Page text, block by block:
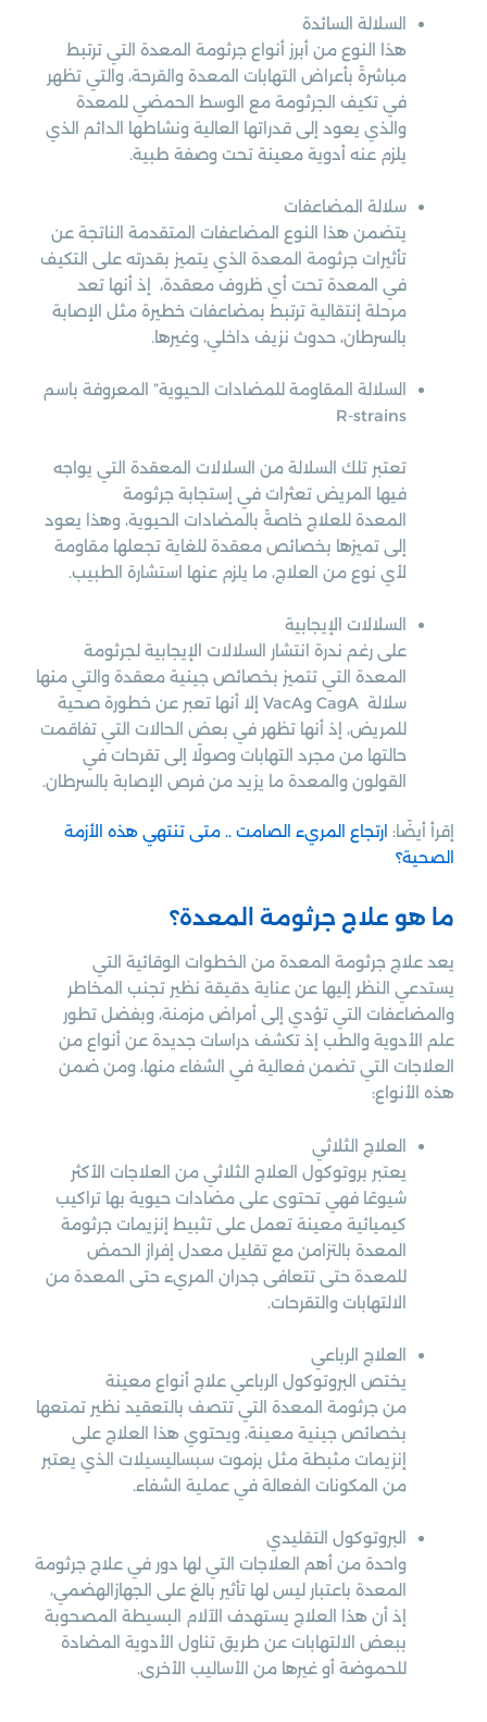
السلالة السائدة
هذا النوع من أبرز أنواع جرثومة المعدة التي ترتبط
مباشرةً بأعراض التهابات المعدة والقرحة، والتي تظهر
في تكيف الجرثومة مع الوسط الحمضي للمعدة
والذي يعود إلى قدراتها العالية ونشاطها الدائم الذي
يلزم عنه أدوية معينة تحت وصفة طبية.
سلالة المضاعفات
يتضمن هذا النوع المضاعفات المتقدمة الناتجة عن
تأثيرات جرثومة المعدة الذي يتميز بقدرته على التكيف
في المعدة تحت أي ظروف معقدة، إذ أنها تعد
مرحلة إنتقالية ترتبط بمضاعفات خطيرة مثل الإصابة
بالسرطان، حدوث نزيف داخلي، وغيرها.
السلالة المقاومة للمضادات الحيوية” المعروفة باسم
R-strains
تعتبر تلك السلالة من السلالات المعقدة التي يواجه
فيها المريض تعثرات في إستجابة جرثومة
المعدة للعلاج خاصةً بالمضادات الحيوية، وهذا يعود
إلى تميزها بخصائص معقدة للغاية تجعلها مقاومة
لأي نوع من العلاج، ما يلزم عنها استشارة الطبيب.
السلالات الإيجابية
على رغم ندرة انتشار السلالات الإيجابية لجرثومة
المعدة التي تتميز بخصائص جينية معقدة والتي منها
سلالة CagA وVacA إلا أنها تعبر عن خطورة صحية
للمريض، إذ أنها تظهر في بعض الحالات التي تفاقمت
حالتها من مجرد التهابات وصولًا إلى تقرحات في
القولون والمعدة ما يزيد من فرص الإصابة بالسرطان.
إقرأ أيضًا: ارتجاع المريء الصامت .. متى تنتهي هذه الأزمة
الصحية؟
ما هو علاج جرثومة المعدة؟
يعد علاج جرثومة المعدة من الخطوات الوقائية التي
يستدعي النظر إليها عن عناية دقيقة نظير تجنب المخاطر
والمضاعفات التي تؤدي إلى أمراض مزمنة، وبفضل تطور
علم الأدوية والطب إذ تكشف دراسات جديدة عن أنواع من
العلاجات التي تضمن فعالية في الشفاء منها، ومن ضمن
هذه الأنواع:
العلاج الثلاثي
يعتبر بروتوكول العلاج الثلاثي من العلاجات الأكثر
شيوعًا فهي تحتوى على مضادات حيوية بها تراكيب
كيميائية معينة تعمل على تثبيط إنزيمات جرثومة
المعدة بالتزامن مع تقليل معدل إفراز الحمض
للمعدة حتى تتعافى جدران المريء حتى المعدة من
الالتهابات والتقرحات.
العلاج الرباعي
يختص البروتوكول الرباعي علاج أنواع معينة
من جرثومة المعدة التي تتصف بالتعقيد نظير تمتعها
بخصائص جينية معينة، ويحتوي هذا العلاج على
إنزيمات مثبطة مثل بزموت سبساليسيلات الذي يعتبر
من المكونات الفعالة في عملية الشفاء.
البروتوكول التقليدي
واحدة من أهم العلاجات التي لها دور في علاج جرثومة
المعدة باعتبار ليس لها تأثير بالغ على الجهازالهضمي،
إذ أن هذا العلاج يستهدف الآلام البسيطة المصحوبة
ببعض الالتهابات عن طريق تناول الأدوية المضادة
للحموضة أو غيرها من الأساليب الأخرى.